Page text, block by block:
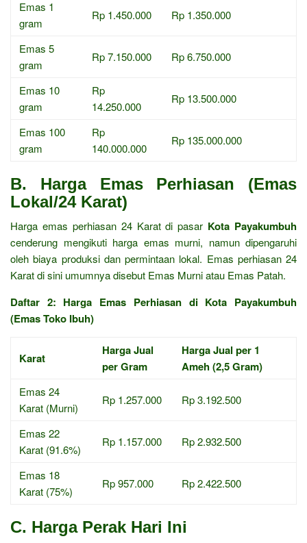
Emas 1
gram
Rp 1.450.000 Rp 1.350.000
Emas 5
gram
Rp 7.150.000 Rp 6.750.000
Emas 10
gram
Rp
14.250.000
Rp 13.500.000
Emas 100
gram
Rp
140.000.000
Rp 135.000.000
B. Harga Emas Perhiasan (Emas
Lokal/24 Karat)
Harga emas perhiasan 24 Karat di pasar Kota Payakumbuh
cenderung mengikuti harga emas murni, namun dipengaruhi
oleh biaya produksi dan permintaan lokal. Emas perhiasan 24
Karat di sini umumnya disebut Emas Murni atau Emas Patah.
Daftar 2: Harga Emas Perhiasan di Kota Payakumbuh
(Emas Toko Ibuh)
Karat
Harga Jual
per Gram
Harga Jual per 1
Ameh (2,5 Gram)
Emas 24
Karat (Murni)
Rp 1.257.000 Rp 3.192.500
Emas 22
Karat (91.6%)
Rp 1.157.000 Rp 2.932.500
Emas 18
Karat (75%)
Rp 957.000 Rp 2.422.500
C. Harga Perak Hari Ini